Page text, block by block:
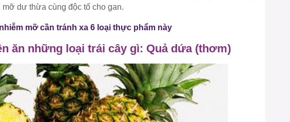
dư thừa cùng độc tố cho gan.
mỡ cần tránh xa 6 loại thực phẩm này
ăn những loại trái cây gì: Quả dứa (thơm)